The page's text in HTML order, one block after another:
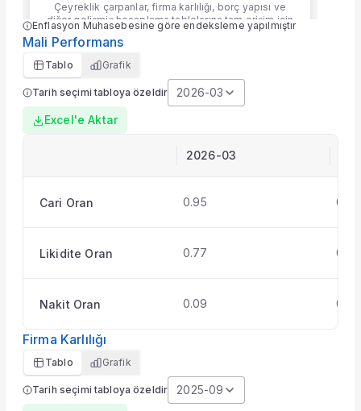
Çeyreklik çarpanlar, firma karlılığı, borç yapısı ve
diğer gelişmiş hesaplama tablolarına tam erişim için
Pro paketine geçin.
çok daha fazlası
Paketi Yükselt
Enflasyon Muhasebesine göre endeksleme yapılmıştır
Mali Performans
Tablo Grafik
Tarih seçimi tabloya özeldir
2026-03
Excel'e Aktar
2026-03
Cari Oran 0.95 0.96
Likidite Oran 0.77 0.78
Nakit Oran 0.09 0.08
Firma Karlılığı
Tablo Grafik
Tarih seçimi tabloya özeldir
2025-09